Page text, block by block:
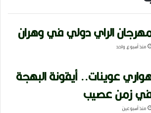
الراي دولي في وهران
منذ أسبوع واحد
عوينات.. أيقونة البهجة
زمن عصيب
منذ أسبوعين